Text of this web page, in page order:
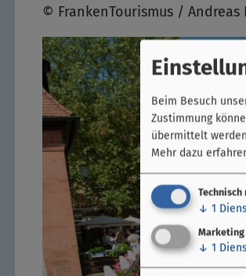
© FrankenTourismus / Andreas
Beim Besuch
Zustimmung
übermittelt
Mehr dazu
↓ 1
Marketing
↓ 1